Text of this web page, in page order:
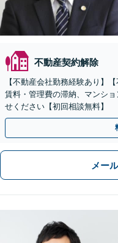
不動産契約解除
【不動産会社勤務経験あり】
賃料・管理費の滞納、マンシ
せください【初回相談無料】
メー